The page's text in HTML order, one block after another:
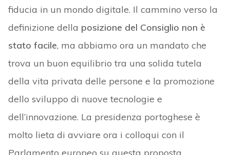
fiducia in un mondo digitale. Il cammino verso la
definizione della posizione del Consiglio non è
stato facile, ma abbiamo ora un mandato che
trova un buon equilibrio tra una solida tutela
della vita privata delle persone e la promozione
dello sviluppo di nuove tecnologie e
dell’innovazione. La presidenza portoghese è
molto lieta di avviare ora i colloqui con il